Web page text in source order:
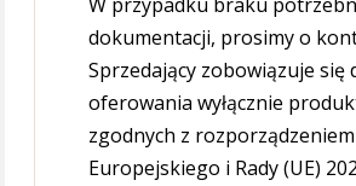
dokumentacji, prosimy o
Sprzedający zobowiązuje się
oferowania wyłącznie
zgodnych z
Europejskiego i Rady (UE)